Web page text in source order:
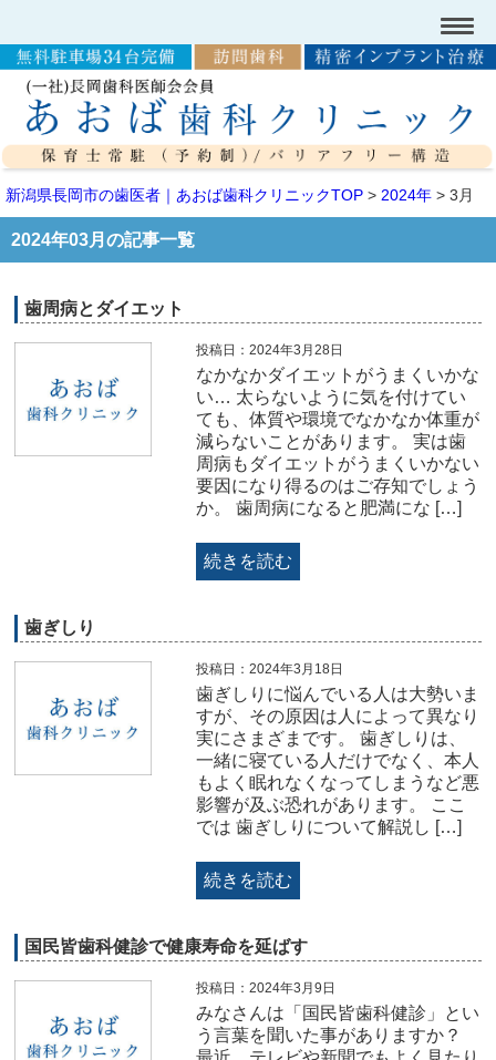
新潟県長岡市の歯医者｜あおば歯科クリニックTOP > 2024年 > 3月
2024年03月の記事一覧
歯周病とダイエット
投稿日：2024年3月28日
なかなかダイエットがうまくいかな
い… 太らないように気を付けてい
ても、体質や環境でなかなか体重が
減らないことがあります。 実は歯
周病もダイエットがうまくいかない
要因になり得るのはご存知でしょう
か。 歯周病になると肥満にな […]
続きを読む
歯ぎしり
投稿日：2024年3月18日
歯ぎしりに悩んでいる人は大勢いま
すが、その原因は人によって異なり
実にさまざまです。 歯ぎしりは、
一緒に寝ている人だけでなく、本人
もよく眠れなくなってしまうなど悪
影響が及ぶ恐れがあります。 ここ
では 歯ぎしりについて解説し […]
続きを読む
国民皆歯科健診で健康寿命を延ばす
投稿日：2024年3月9日
みなさんは「国民皆歯科健診」とい
う言葉を聞いた事がありますか？